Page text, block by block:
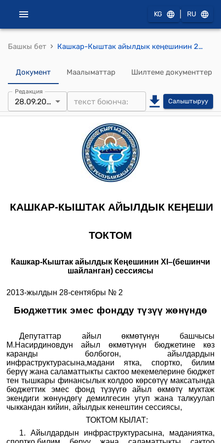
KG RU
Башкы бет › Кашкар-Кыштак айылдык кеңешинин 2013-жылдын 28-сентябрындагы № 2 "Бюджеттик эмес фондду түзүү жөнүндө"
Документ Маалыматтар Шилтеме документтер
Редакция
28.09.2013 Салыштыруу